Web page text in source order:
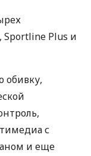
Sportline Plus и
обивку,
с
и еще